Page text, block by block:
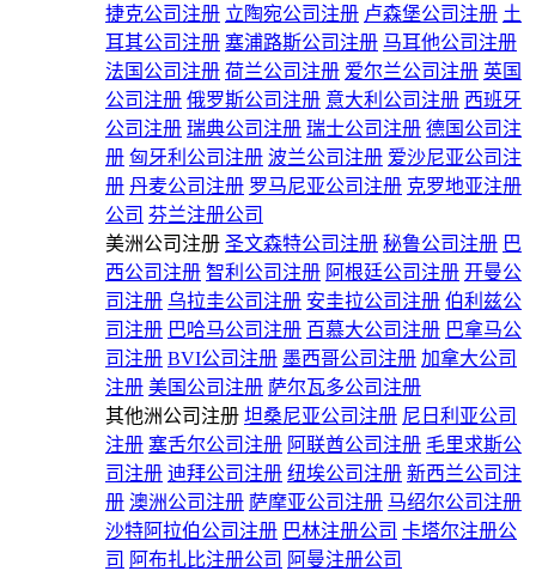
捷克公司注册 立陶宛公司注册 卢森堡公司注册 土
耳其公司注册 塞浦路斯公司注册 马耳他公司注册
法国公司注册 荷兰公司注册 爱尔兰公司注册 英国
公司注册 俄罗斯公司注册 意大利公司注册 西班牙
公司注册 瑞典公司注册 瑞士公司注册 德国公司注
册 匈牙利公司注册 波兰公司注册 爱沙尼亚公司注
册 丹麦公司注册 罗马尼亚公司注册 克罗地亚注册
公司 芬兰注册公司
美洲公司注册 圣文森特公司注册 秘鲁公司注册 巴
西公司注册 智利公司注册 阿根廷公司注册 开曼公
司注册 乌拉圭公司注册 安圭拉公司注册 伯利兹公
司注册 巴哈马公司注册 百慕大公司注册 巴拿马公
司注册 BVI公司注册 墨西哥公司注册 加拿大公司
注册 美国公司注册 萨尔瓦多公司注册
其他洲公司注册 坦桑尼亚公司注册 尼日利亚公司
注册 塞舌尔公司注册 阿联酋公司注册 毛里求斯公
司注册 迪拜公司注册 纽埃公司注册 新西兰公司注
册 澳洲公司注册 萨摩亚公司注册 马绍尔公司注册
沙特阿拉伯公司注册 巴林注册公司 卡塔尔注册公
司 阿布扎比注册公司 阿曼注册公司